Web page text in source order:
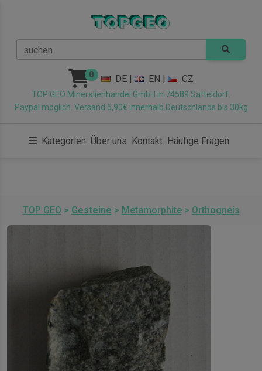
suchen
0 DE | EN | CZ
TOP GEO Mineralienhandel GmbH in 74589 Satteldorf.
Paypal möglich. Versand 6,90€ innerhalb Deutschlands bis 30kg
Kategorien Über uns Kontakt Häufige Fragen
TOP GEO > Gesteine > Metamorphite> Orthogneis